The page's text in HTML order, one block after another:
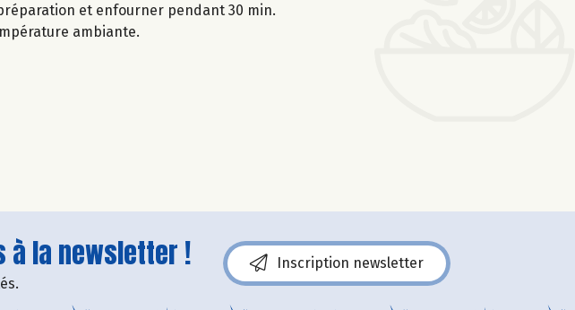
et enfourner pendant 30 min.
ambiante.
à la newsletter ! Inscription newsletter